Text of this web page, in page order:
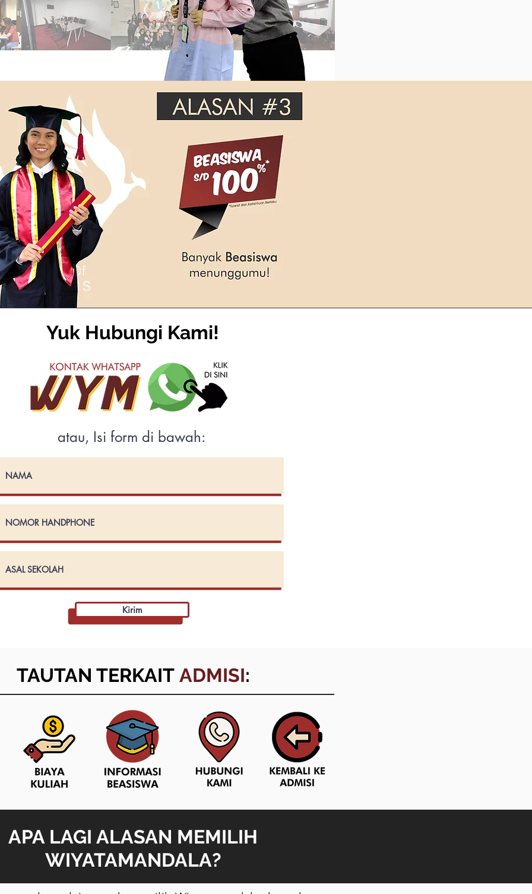
Yuk Hubungi Kami!
atau, Isi form di bawah:
Kirim
TAUTAN TERKAIT ADMISI:
APA LAGI ALASAN MEMILIH
WIYATAMANDALA?